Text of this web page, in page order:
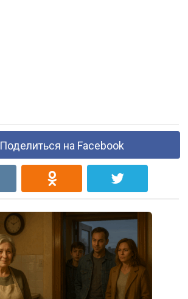
Поделиться на Facebook